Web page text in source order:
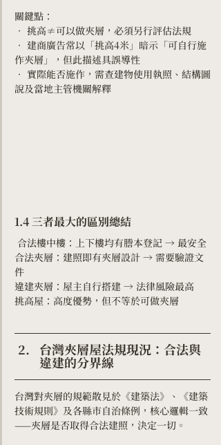
關鍵點：
• 挑高≠可以做夾層，必須另行評估法規
• 建商廣告常以「挑高4米」暗示「可自行施
作夾層」，但此描述具誤導性
• 實際能否施作，需查建物使用執照、結構圖
說及當地主管機關解釋
1.4 三者最大的區別總結
合法樓中樓：上下樓均有謄本登記 → 最安全
合法夾層：建照即有夾層設計 → 需要驗證文
件
違建夾層：屋主自行搭建 → 法律風險最高
挑高屋：高度優勢，但不等於可做夾層
台灣夾層屋法規現況：合法與
違建的分界線
台灣對夾層的規範散見於《建築法》、《建築
技術規則》及各縣市自治條例，核心邏輯一致
——夾層是否取得合法建照，決定一切。